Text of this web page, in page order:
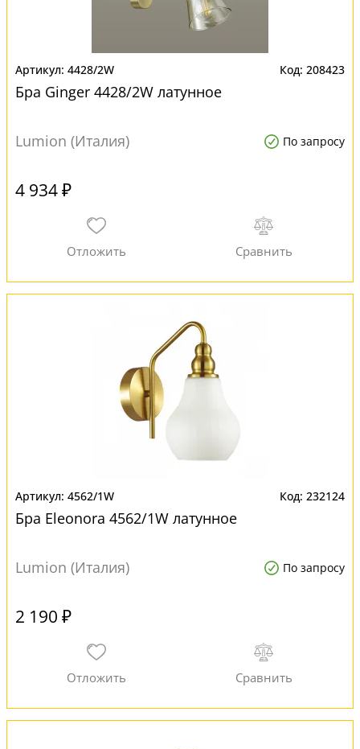
4428/2W 208423
Бра Ginger 4428/2W латунное
Lumion (Италия) По запросу
4 934 ₽
4562/1W 232124
Бра Eleonora 4562/1W латунное
Lumion (Италия) По запросу
2 190 ₽